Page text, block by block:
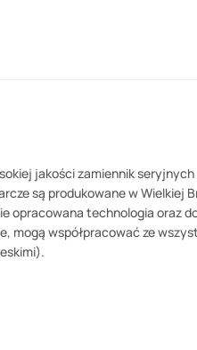
jakości zamiennik
są produkowane w Wielkiej
opracowana technologia oraz
współpracować ze